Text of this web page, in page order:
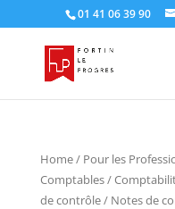
01 41 06 39 90
Home/ Pour les
Comptables/
de contrôle/ Notes de